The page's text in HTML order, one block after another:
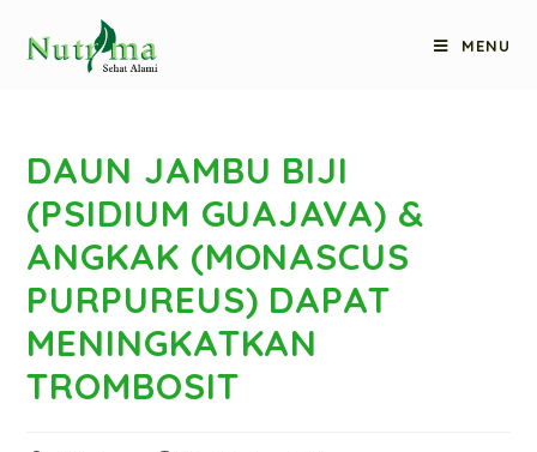
MENU
DAUN JAMBU BIJI
(PSIDIUM GUAJAVA) &
ANGKAK (MONASCUS
PURPUREUS) DAPAT
MENINGKATKAN
TROMBOSIT